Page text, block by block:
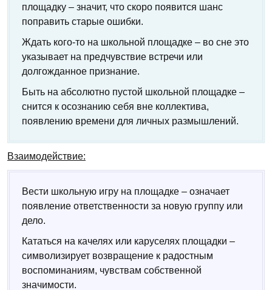
площадку – значит, что скоро появится шанс
поправить старые ошибки.
Ждать кого-то на школьной площадке – во сне это
указывает на предчувствие встречи или
долгожданное признание.
Быть на абсолютно пустой школьной площадке –
снится к осознанию себя вне коллектива,
появлению времени для личных размышлений.
Взаимодействие:
Вести школьную игру на площадке – означает
появление ответственности за новую группу или
дело.
Кататься на качелях или каруселях площадки –
символизирует возвращение к радостным
воспоминаниям, чувствам собственной
значимости.